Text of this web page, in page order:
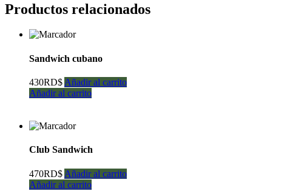
Productos relacionados
Sandwich cubano
430RD$ Añadir al carrito
Añadir al carrito
Club Sandwich
470RD$ Añadir al carrito
Añadir al carrito